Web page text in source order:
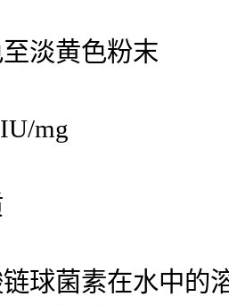
淡黄色粉末
mg
球菌素在水中的